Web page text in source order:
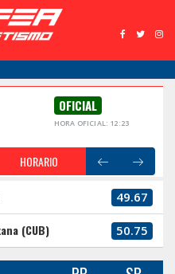
OFICIAL
HORA OFICIAL: 12:23
HORARIO
49.67
(CUB) 50.75